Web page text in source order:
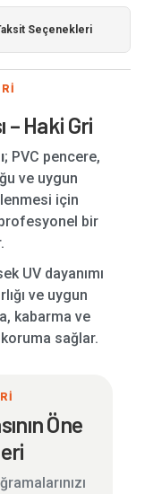
Seçenekleri
– Haki Gri
; PVC pencere,
ve uygun
için
bir
UV dayanımı
ve uygun
kabarma ve
sağlar.
Öne